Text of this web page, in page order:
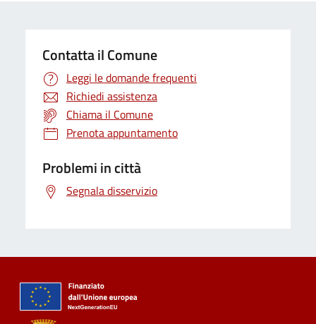
Contatta il Comune
Leggi le domande frequenti
Richiedi assistenza
Chiama il Comune
Prenota appuntamento
Problemi in città
Segnala disservizio